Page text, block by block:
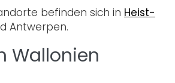
befinden sich in Heist-
Antwerpen.
Wallonien